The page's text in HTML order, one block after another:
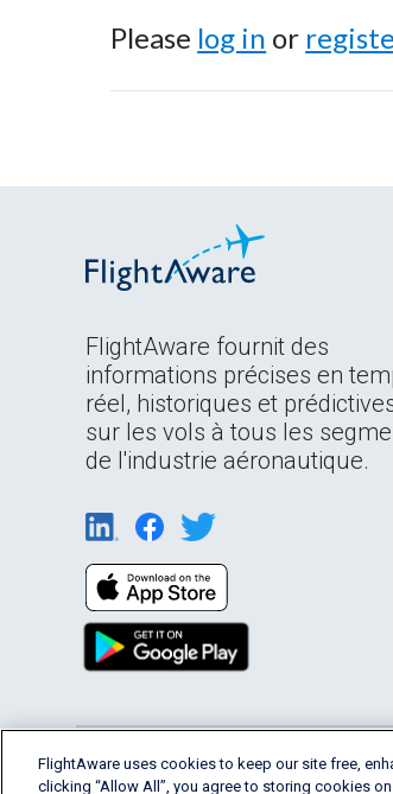
Please log in or
FlightAware fournit des
informations précises en
réel, historiques et
sur les vols à tous les
de l'industrie aéronautique.
English (USA) 2026 FlightAware
FlightAware uses cookies to keep our site free,
clicking “Allow All”, you agree to storing cookies